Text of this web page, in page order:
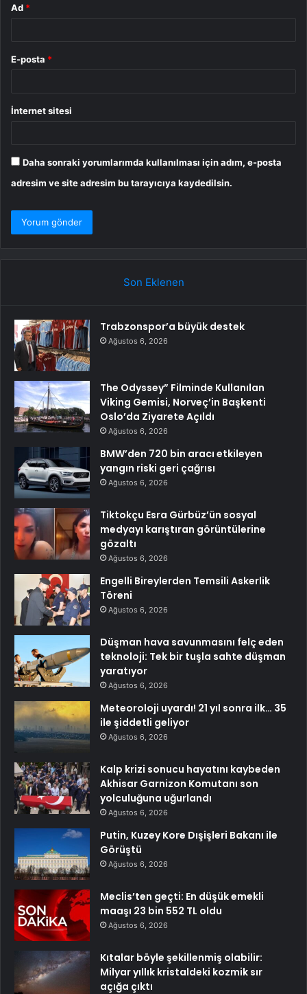
Ad *
E-posta *
İnternet sitesi
Daha sonraki yorumlarımda kullanılması için adım, e-posta
adresim ve site adresim bu tarayıcıya kaydedilsin.
Son Eklenen
Trabzonspor’a büyük destek
Ağustos 6, 2026
The Odyssey” Filminde Kullanılan
Viking Gemisi, Norveç’in Başkenti
Oslo’da Ziyarete Açıldı
Ağustos 6, 2026
BMW’den 720 bin aracı etkileyen
yangın riski geri çağrısı
Ağustos 6, 2026
Tiktokçu Esra Gürbüz’ün sosyal
medyayı karıştıran görüntülerine
gözaltı
Ağustos 6, 2026
Engelli Bireylerden Temsili Askerlik
Töreni
Ağustos 6, 2026
Düşman hava savunmasını felç eden
teknoloji: Tek bir tuşla sahte düşman
yaratıyor
Ağustos 6, 2026
Meteoroloji uyardı! 21 yıl sonra ilk… 35
ile şiddetli geliyor
Ağustos 6, 2026
Kalp krizi sonucu hayatını kaybeden
Akhisar Garnizon Komutanı son
yolculuğuna uğurlandı
Ağustos 6, 2026
Putin, Kuzey Kore Dışişleri Bakanı ile
Görüştü
Ağustos 6, 2026
Meclis’ten geçti: En düşük emekli
maaşı 23 bin 552 TL oldu
Ağustos 6, 2026
Kıtalar böyle şekillenmiş olabilir:
Milyar yıllık kristaldeki kozmik sır
açığa çıktı